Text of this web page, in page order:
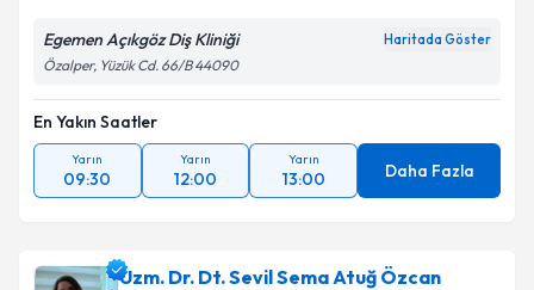
Egemen Açıkgöz Diş Kliniği Haritada Göster
Özalper, Yüzük Cd. 66/B 44090
En Yakın Saatler
Yarın
09:30
Yarın
12:00
Yarın
13:00 Daha Fazla
Uzm. Dr. Dt. Sevil Sema Atuğ Özcan